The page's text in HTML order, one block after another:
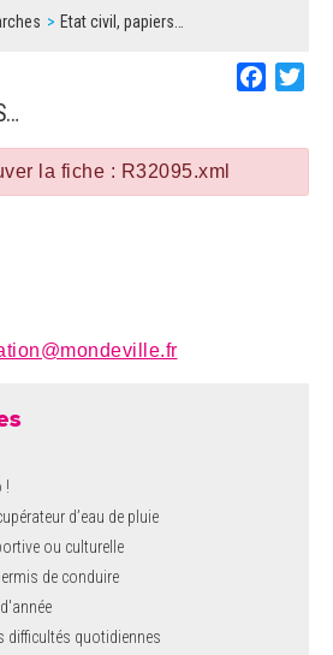
Etat civil, papiers…
la fiche : R32095.xml
!
d’eau de pluie
ou culturelle
de conduire
difficultés quotidiennes
COMMUNAL
DE SUBVENTION
MANIFESTATION